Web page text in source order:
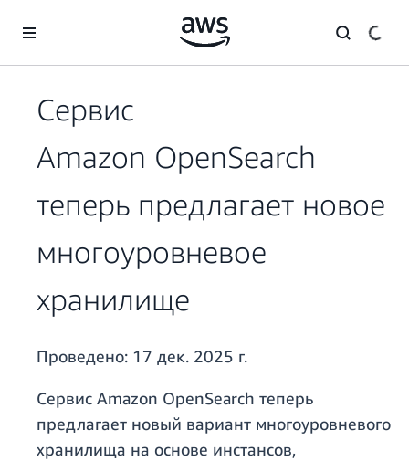
Перейти к главному контенту
Сервис
Amazon OpenSearch
теперь предлагает новое
многоуровневое
хранилище
Проведено: 17 дек. 2025 г.
Сервис Amazon OpenSearch теперь
предлагает новый вариант многоуровневого
хранилища на основе инстансов,